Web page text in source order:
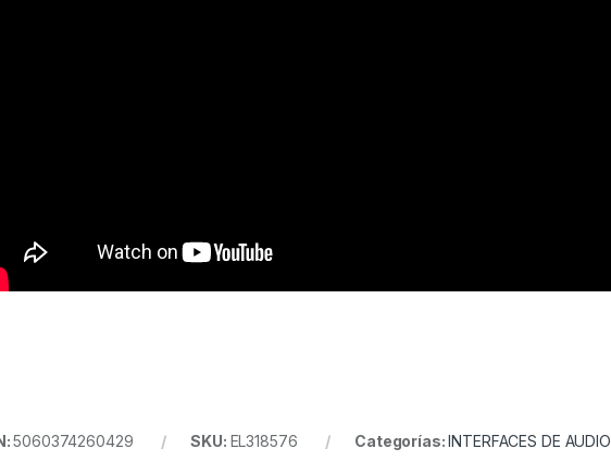
5060374260429 SKU: EL318576 Categorías:INTERFACES DE AUDIO